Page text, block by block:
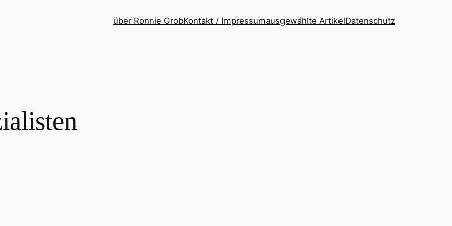
über Ronnie GrobKontakt / Impressumausgewählte ArtikelDatenschutz